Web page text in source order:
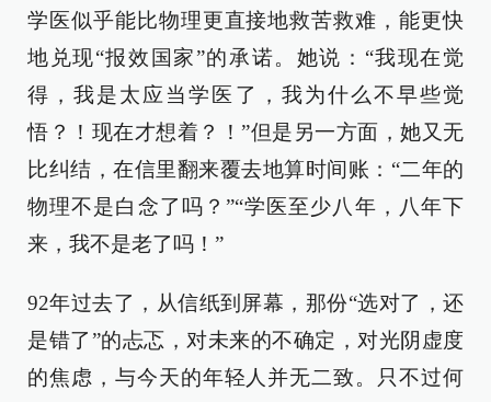
学医似乎能比物理更直接地救苦救难，能更快
地兑现“报效国家”的承诺。她说：“我现在觉
得，我是太应当学医了，我为什么不早些觉
悟？！现在才想着？！”但是另一方面，她又无
比纠结，在信里翻来覆去地算时间账：“二年的
物理不是白念了吗？”“学医至少八年，八年下
来，我不是老了吗！”
92年过去了，从信纸到屏幕，那份“选对了，还
是错了”的忐忑，对未来的不确定，对光阴虚度
的焦虑，与今天的年轻人并无二致。只不过何